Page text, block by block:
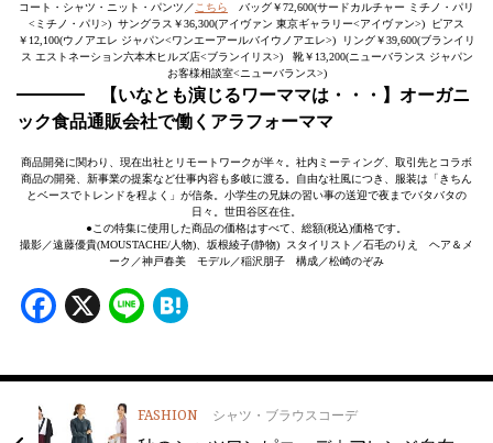
コート・シャツ・ニット・パンツ／こちら バッグ￥72,600(サードカルチャー ミチノ・パリ
<ミチノ・パリ>) サングラス￥36,300(アイヴァン 東京ギャラリー<アイヴァン>) ピアス
￥12,100(ウノアエレ ジャパン<ワンエーアールバイウノアエレ>) リング￥39,600(ブランイリ
ス エストネーション六本木ヒルズ店<ブランイリス>) 靴￥13,200(ニューバランス ジャパン
お客様相談室<ニューバランス>)
【いなとも演じるワーママは・・・】オーガニ
ック食品通販会社で働くアラフォーママ
商品開発に関わり、現在出社とリモートワークが半々。社内ミーティング、取引先とコラボ
商品の開発、新事業の提案など仕事内容も多岐に渡る。自由な社風につき、服装は「きちん
とベースでトレンドを程よく」が信条。小学生の兄妹の習い事の送迎で夜までバタバタの
日々。世田谷区在住。
●この特集に使用した商品の価格はすべて、総額(税込)価格です。
撮影／遠藤優貴(MOUSTACHE/人物)、坂根綾子(静物) スタイリスト／石毛のりえ ヘア＆メ
ーク／神戸春美 モデル／稲沢朋子 構成／松崎のぞみ
Facebook
X Line
FASHION シャツ・ブラウスコーデ